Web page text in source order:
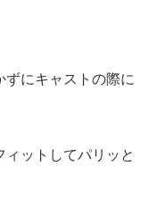
ずにキャストの際に
ットしてパリッと